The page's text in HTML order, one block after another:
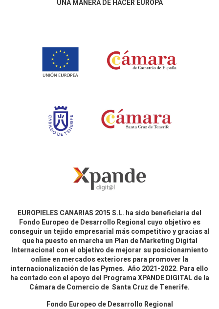
UNA MANERA DE HACER EUROPA
EUROPIELES CANARIAS 2015 S.L. ha sido beneficiaria del
Fondo Europeo de Desarrollo Regional cuyo objetivo es
conseguir un tejido empresarial más competitivo y gracias al
que ha puesto en marcha un Plan de Marketing Digital
Internacional con el objetivo de mejorar su posicionamiento
online en mercados exteriores para promover la
internacionalización de las Pymes. Año 2021-2022. Para ello
ha contado con el apoyo del Programa XPANDE DIGITAL de la
Cámara de Comercio de Santa Cruz de Tenerife.
Fondo Europeo de Desarrollo Regional